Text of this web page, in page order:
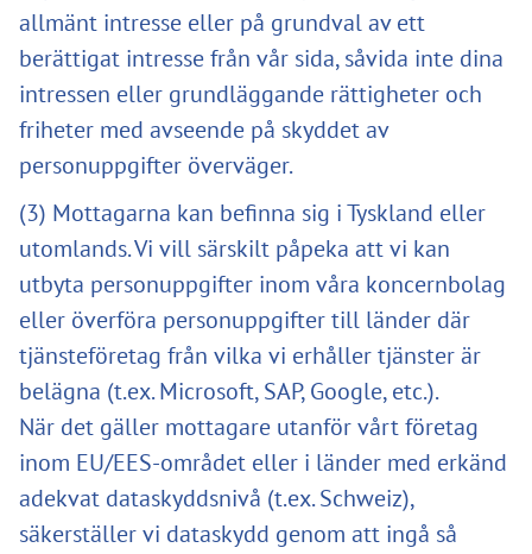
allmänt intresse eller på grundval av ett
berättigat intresse från vår sida, såvida inte dina
intressen eller grundläggande rättigheter och
friheter med avseende på skyddet av
personuppgifter överväger.
(3) Mottagarna kan befinna sig i Tyskland eller
utomlands. Vi vill särskilt påpeka att vi kan
utbyta personuppgifter inom våra koncernbolag
eller överföra personuppgifter till länder där
tjänsteföretag från vilka vi erhåller tjänster är
belägna (t.ex. Microsoft, SAP, Google, etc.).
När det gäller mottagare utanför vårt företag
inom EU/EES-området eller i länder med erkänd
adekvat dataskyddsnivå (t.ex. Schweiz),
säkerställer vi dataskydd genom att ingå så